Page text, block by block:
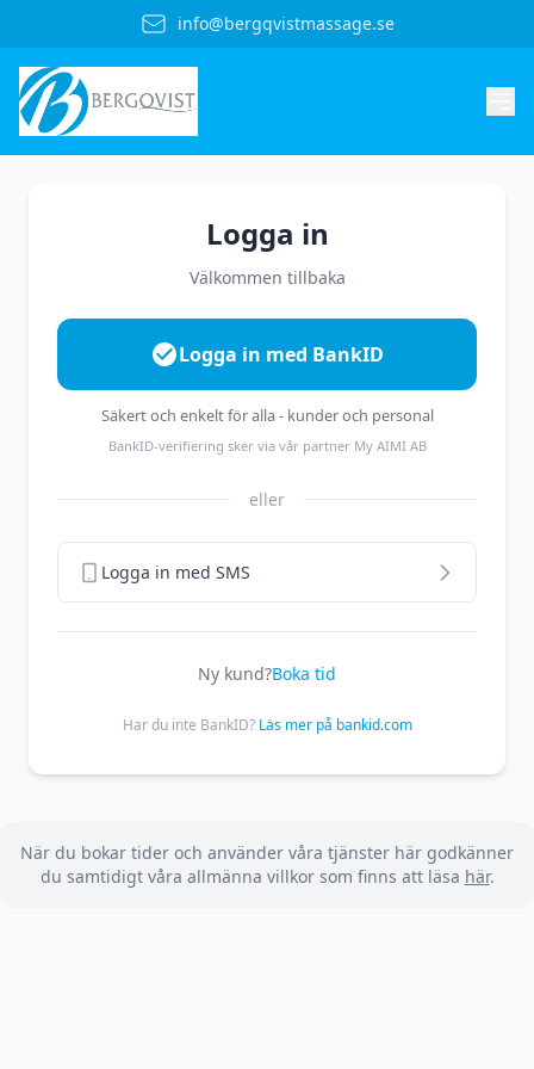
info@bergqvistmassage.se
Logga in
Välkommen tillbaka
Logga in med BankID
Säkert och enkelt för alla - kunder och personal
BankID-verifiering sker via vår partner My AIMI AB
eller
Logga in med SMS
Ny kund?Boka tid
Har du inte BankID? Läs mer på bankid.com
När du bokar tider och använder våra tjänster här godkänner
du samtidigt våra allmänna villkor som finns att läsa här.